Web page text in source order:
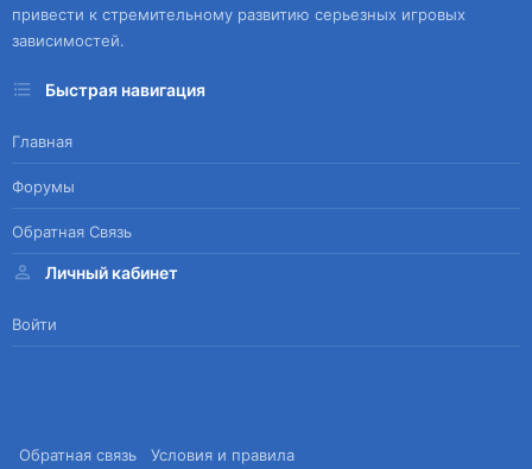
привести к стремительному развитию серьезных игровых
зависимостей.
Быстрая навигация
Главная
Форумы
Обратная Связь
Личный кабинет
Войти
Обратная связь Условия и правила